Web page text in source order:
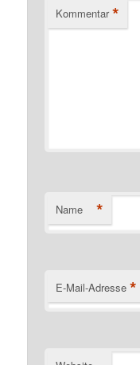
Kommentar *
Name *
E-Mail-Adresse *